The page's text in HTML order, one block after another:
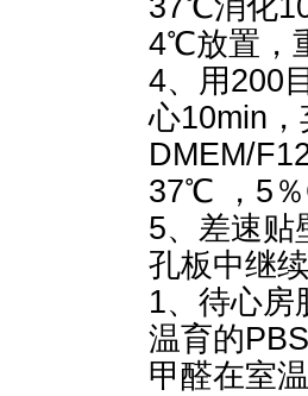
4℃放置，
4、用200
心10min
DMEM/
37℃ ，5
5、差速贴
孔板中继
1、待心房
温育的
甲醛在室